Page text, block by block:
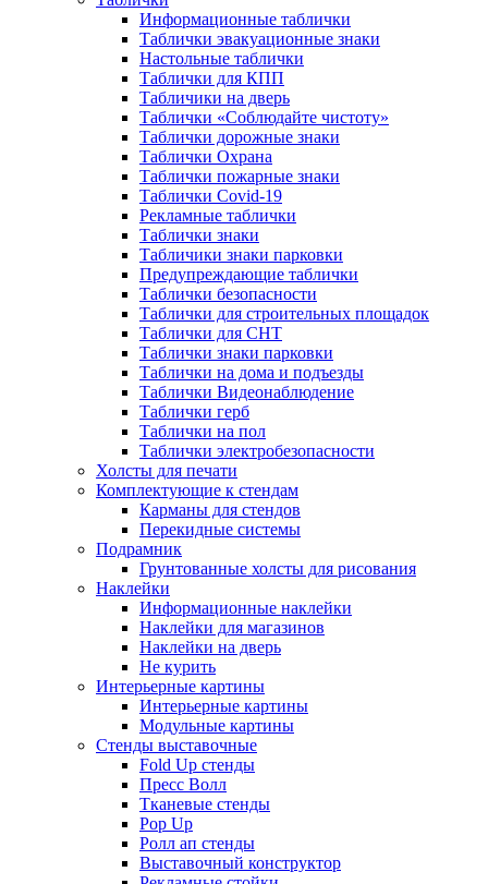
Информационные таблички
Таблички эвакуационные знаки
Настольные таблички
Таблички для КПП
Табличики на дверь
Таблички «Соблюдайте чистоту»
Таблички дорожные знаки
Таблички Охрана
Таблички пожарные знаки
Таблички Covid-19
Рекламные таблички
Таблички знаки
Табличики знаки парковки
Предупреждающие таблички
Таблички безопасности
Таблички для строительных площадок
Таблички для СНТ
Таблички знаки парковки
Таблички на дома и подъезды
Таблички Видеонаблюдение
Таблички герб
Таблички на пол
Таблички электробезопасности
Холсты для печати
Комплектующие к стендам
Карманы для стендов
Перекидные системы
Подрамник
Грунтованные холсты для рисования
Наклейки
Информационные наклейки
Наклейки для магазинов
Наклейки на дверь
Не курить
Интерьерные картины
Интерьерные картины
Модульные картины
Стенды выставочные
Fold Up стенды
Пресс Волл
Тканевые стенды
Pop Up
Ролл ап стенды
Выставочный конструктор